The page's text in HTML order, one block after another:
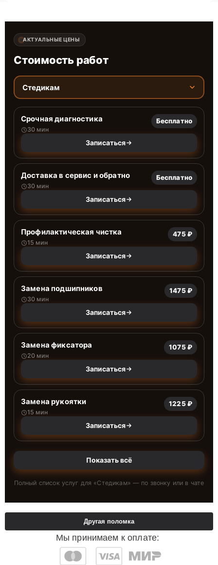
АКТУАЛЬНЫЕ ЦЕНЫ
Стоимость работ
Стедикам
Срочная диагностика
30 мин
Бесплатно
Записаться
Доставка в сервис и обратно
30 мин
Бесплатно
Записаться
Профилактическая чистка
15 мин
475 ₽
Записаться
Замена подшипников
30 мин
1475 ₽
Записаться
Замена фиксатора
20 мин
1075 ₽
Записаться
Замена рукоятки
15 мин
1225 ₽
Записаться
Показать всё
Полный список услуг для «Стедикам» — по звонку или в чате
Мы принимаем к оплате:
Другая поломка